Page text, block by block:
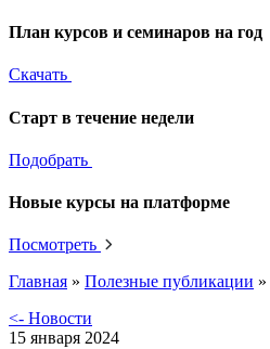
План курсов и семинаров на год
Скачать
Старт в течение недели
Подобрать
Новые курсы на платформе
Посмотреть
Главная » Полезные публикации »
<- Новости
15 января 2024